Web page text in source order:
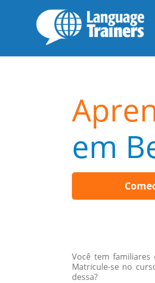
em
Você tem familiares
Matricule-se no
dessa?